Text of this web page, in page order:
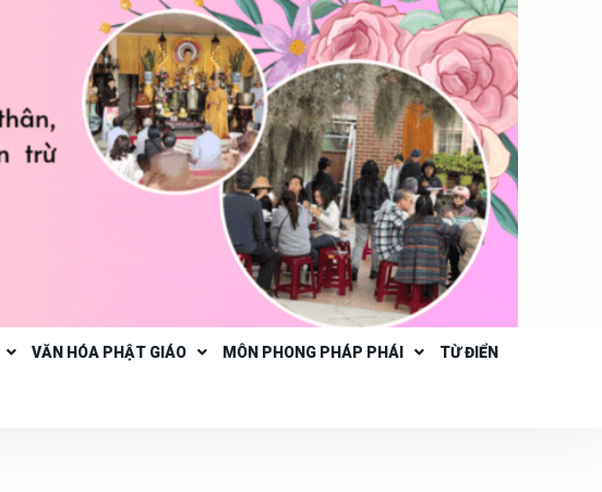
VĂN HÓA PHẬT GIÁO MÔN PHONG PHÁP PHÁI TỪ ĐIỂN